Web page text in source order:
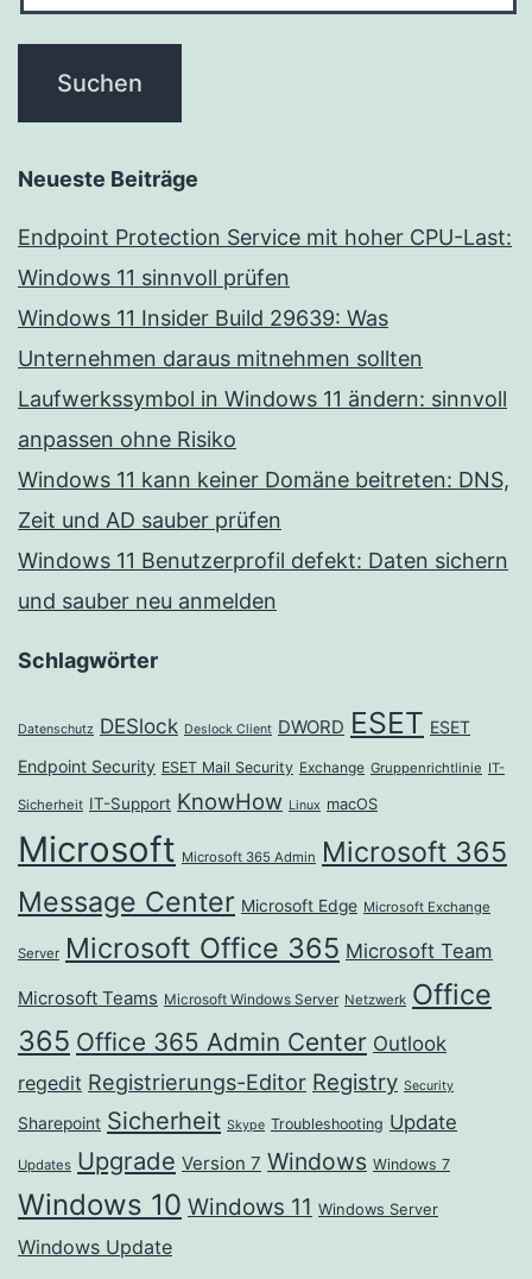
Neueste Beiträge
Endpoint Protection Service mit hoher CPU-Last:
Windows 11 sinnvoll prüfen
Windows 11 Insider Build 29639: Was
Unternehmen daraus mitnehmen sollten
Laufwerkssymbol in Windows 11 ändern: sinnvoll
anpassen ohne Risiko
Windows 11 kann keiner Domäne beitreten: DNS,
Zeit und AD sauber prüfen
Windows 11 Benutzerprofil defekt: Daten sichern
und sauber neu anmelden
Schlagwörter
Datenschutz DESlock Deslock Client DWORD ESET ESET
Endpoint Security ESET Mail Security Exchange Gruppenrichtlinie IT-
Sicherheit IT-Support KnowHow Linux macOS
Microsoft Microsoft 365 Admin Microsoft 365
Message Center Microsoft Edge Microsoft Exchange
Server Microsoft Office 365 Microsoft Team
Microsoft Teams Microsoft Windows Server Netzwerk Office
365 Office 365 Admin Center Outlook
regedit Registrierungs-Editor Registry Security
Sharepoint Sicherheit Skype Troubleshooting Update
Updates Upgrade Version 7 Windows Windows 7
Windows 10 Windows 11 Windows Server
Windows Update